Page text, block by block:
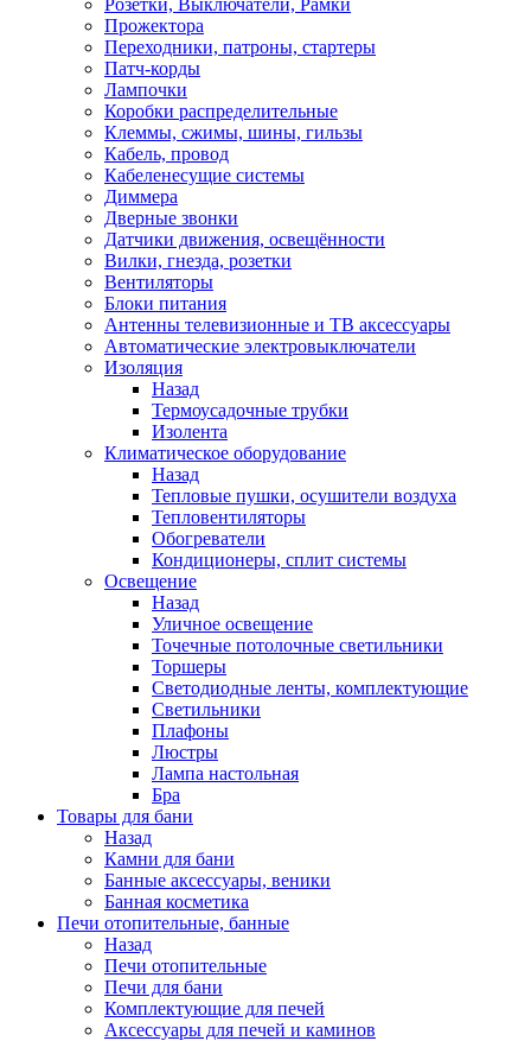
Розетки, Выключатели, Рамки
Прожектора
Переходники, патроны, стартеры
Патч-корды
Лампочки
Коробки распределительные
Клеммы, сжимы, шины, гильзы
Кабель, провод
Кабеленесущие системы
Диммера
Дверные звонки
Датчики движения, освещённости
Вилки, гнезда, розетки
Вентиляторы
Блоки питания
Антенны телевизионные и ТВ аксессуары
Автоматические электровыключатели
Изоляция
Назад
Термоусадочные трубки
Изолента
Климатическое оборудование
Назад
Тепловые пушки, осушители воздуха
Тепловентиляторы
Обогреватели
Кондиционеры, сплит системы
Освещение
Назад
Уличное освещение
Точечные потолочные светильники
Торшеры
Светодиодные ленты, комплектующие
Светильники
Плафоны
Люстры
Лампа настольная
Бра
Товары для бани
Назад
Камни для бани
Банные аксессуары, веники
Банная косметика
Печи отопительные, банные
Назад
Печи отопительные
Печи для бани
Комплектующие для печей
Аксессуары для печей и каминов